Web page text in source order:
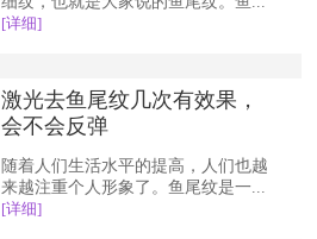
[详细]
激光去鱼尾纹几次有效果，
会不会反弹
随着人们生活水平的提高，人们也越
来越注重个人形象了。鱼尾纹是一...
[详细]